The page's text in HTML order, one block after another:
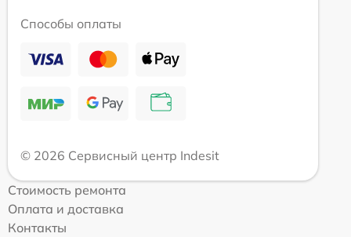
Способы оплаты
© 2026 Сервисный центр Indesit
Стоимость ремонта
Оплата и доставка
Контакты